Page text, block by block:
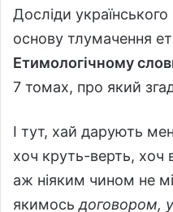
Досліди
основу тлумачення
Етимологічному
7 томах, про який
І тут, хай дарують
хоч круть-верть, хоч
аж ніяким чином не
якимосьдоговором,